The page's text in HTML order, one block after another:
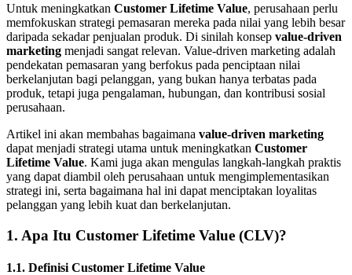
Untuk meningkatkan Customer Lifetime Value, perusahaan perlu
memfokuskan strategi pemasaran mereka pada nilai yang lebih besar
daripada sekadar penjualan produk. Di sinilah konsep value-driven
marketing menjadi sangat relevan. Value-driven marketing adalah
pendekatan pemasaran yang berfokus pada penciptaan nilai
berkelanjutan bagi pelanggan, yang bukan hanya terbatas pada
produk, tetapi juga pengalaman, hubungan, dan kontribusi sosial
perusahaan.
Artikel ini akan membahas bagaimana value-driven marketing
dapat menjadi strategi utama untuk meningkatkan Customer
Lifetime Value. Kami juga akan mengulas langkah-langkah praktis
yang dapat diambil oleh perusahaan untuk mengimplementasikan
strategi ini, serta bagaimana hal ini dapat menciptakan loyalitas
pelanggan yang lebih kuat dan berkelanjutan.
1. Apa Itu Customer Lifetime Value (CLV)?
1.1. Definisi Customer Lifetime Value